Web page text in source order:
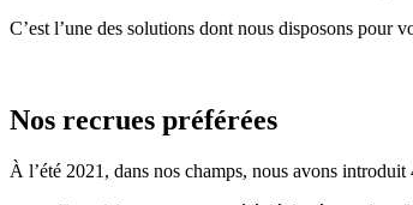
C’est l’une des solutions dont nous disposons pour
Nos recrues préférées
À l’été 2021, dans nos champs, nous avons introduit